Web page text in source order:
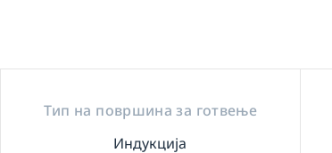
Тип на површина за готвење
Индукција